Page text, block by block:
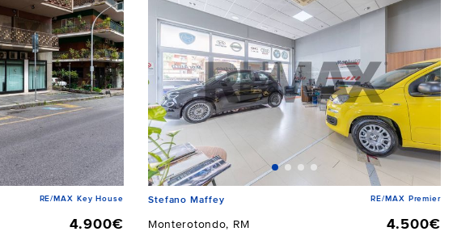
RE/MAX Key House
4.900€
Stefano Maffey RE/MAX Premier
Monterotondo, RM
4.500€